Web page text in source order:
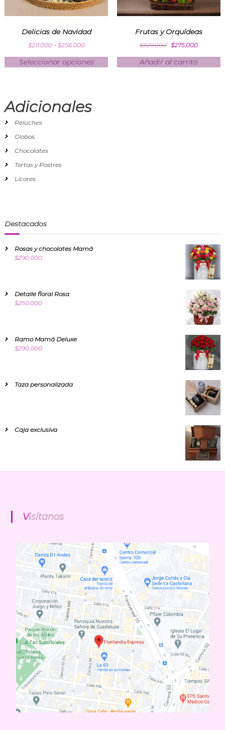
Delicias de Navidad
$211.000 - $256.000
Seleccionar opciones
Frutas y Orquídeas
$329.000 $275.000
Añadir al carrito
Adicionales
Peluches
Globos
Chocolates
Tortas y Postres
Licores
Destacados
Rosas y chocolates Mamá
$290.000
Detalle floral Rosa
$250.000
Ramo Mamá Deluxe
$290.000
Taza personalizada
Caja exclusiva
Visítanos